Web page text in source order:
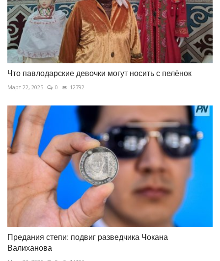
Что павлодарские девочки могут носить с пелёнок
Март 22, 2025 0 12792
Предания степи: подвиг разведчика Чокана
Валиханова